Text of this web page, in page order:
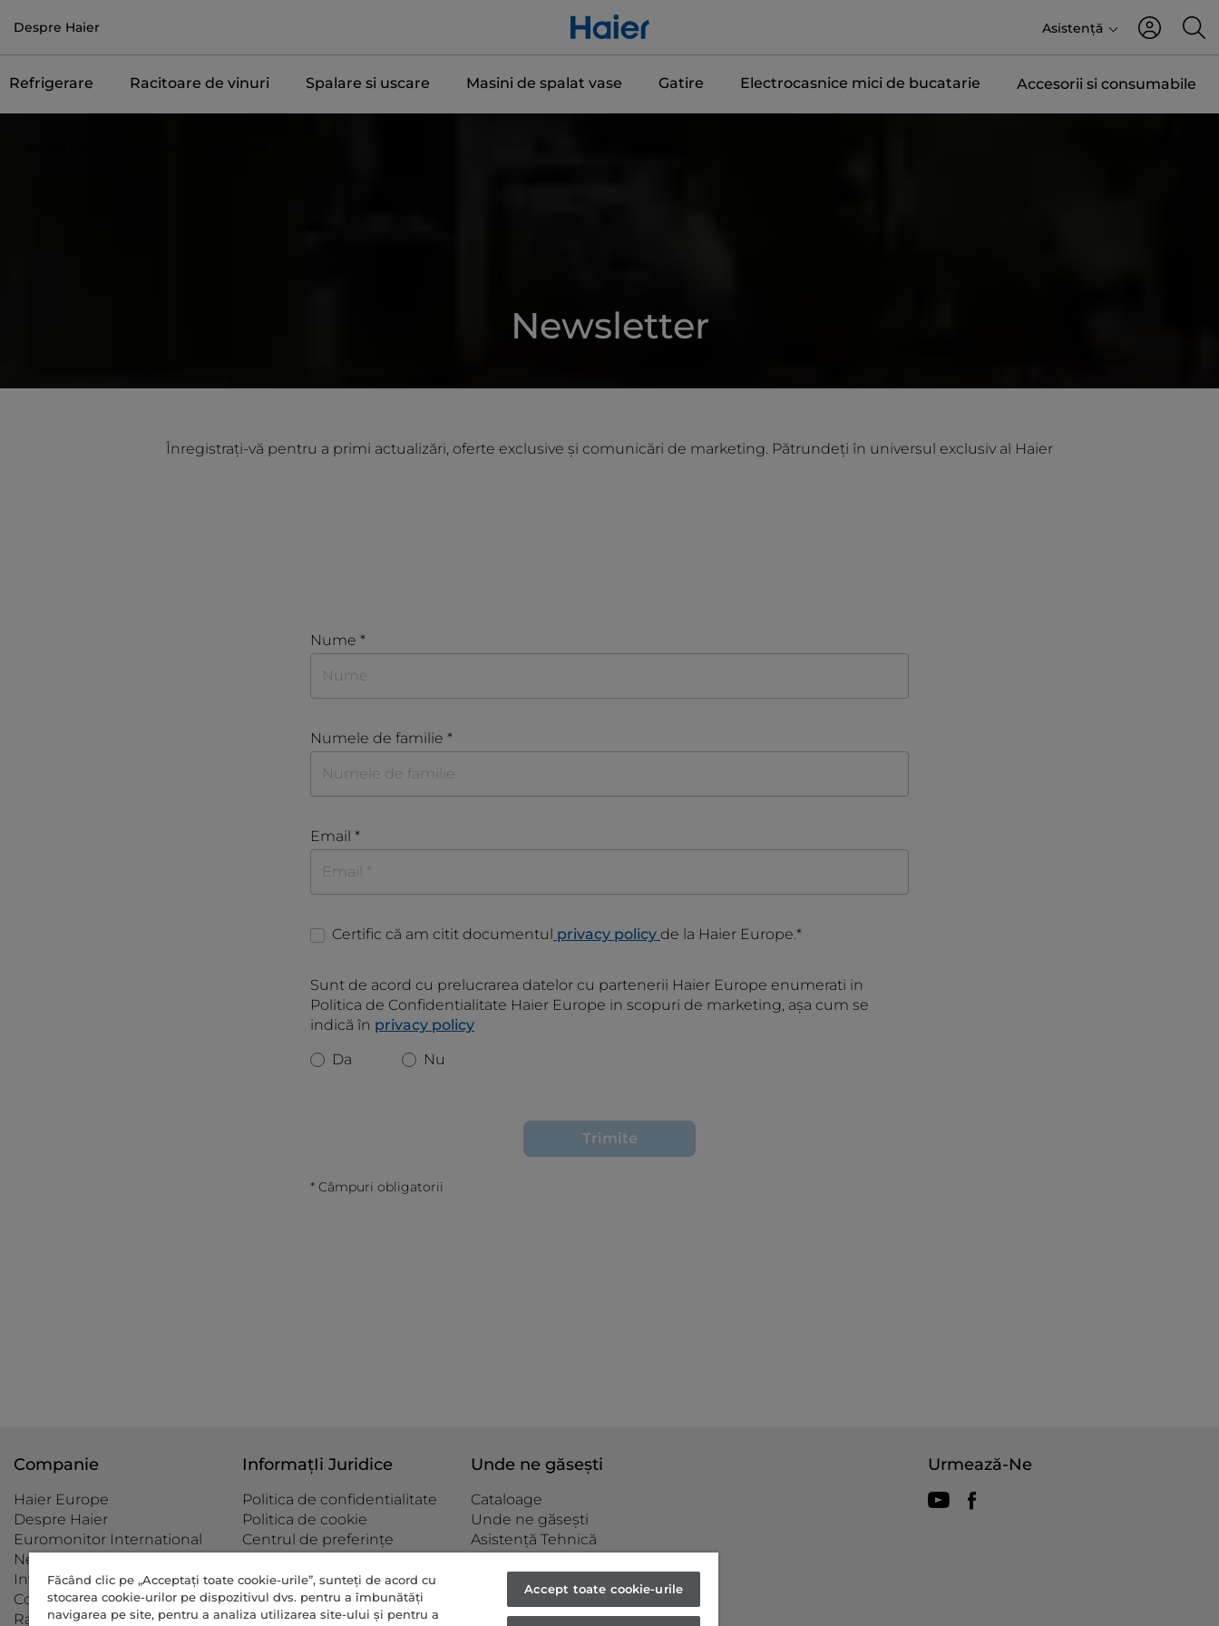
Despre Haier Asistență
Refrigerare Racitoare de vinuri Spalare si uscare Masini de spalat vase Gatire Electrocasnice mici de bucatarie Accesorii si consumabile
Newsletter
Înregistrați-vă pentru a primi actualizări, oferte exclusive și comunicări de marketing. Pătrundeți în universul exclusiv al Haier
Nume *
Numele de familie *
Email *
Certific că am citit documentul privacy policy de la Haier Europe.*
Sunt de acord cu prelucrarea datelor cu partenerii Haier Europe enumerati in
Politica de Confidentialitate Haier Europe in scopuri de marketing, așa cum se
indică în privacy policy
Da
Nu
Trimite
* Câmpuri obligatorii
Companie
Haier Europe
Despre Haier
Euromonitor International
Newsletter
Investor Relations
Codul de etică
Raport impozit pe profit
InformațIi Juridice
Politica de confidentialitate
Politica de cookie
Centrul de preferințe
Declarație de accesibilitate
Data Act Policy
Unde ne găsești
Cataloage
Unde ne găsești
Asistență Tehnică
Urmează-Ne
Făcând clic pe „Acceptați toate cookie-urile”, sunteți de acord cu
stocarea cookie-urilor pe dispozitivul dvs. pentru a îmbunătăți
navigarea pe site, pentru a analiza utilizarea site-ului și pentru a
Accept toate cookie-urile